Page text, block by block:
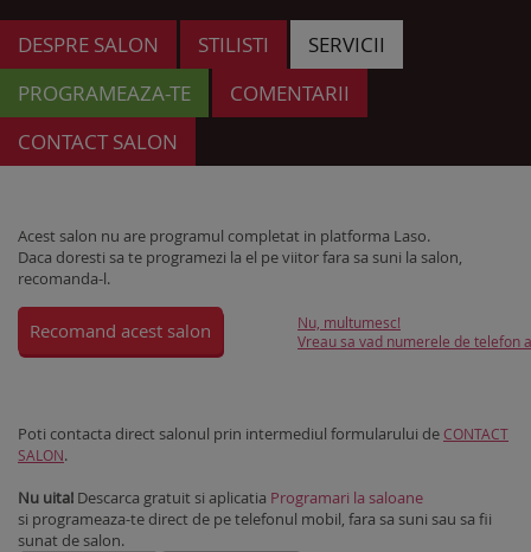
DESPRE SALON STILISTI
SERVICII
PROGRAMEAZA-TE
COMENTARII
CONTACT SALON
Acest salon nu are programul completat in platforma Laso.
Daca doresti sa te programezi la el pe viitor fara sa suni la salon,
recomanda-l.
Recomand acest salon
Nu, multumesc!
Vreau sa vad numerele de telefon
Poti contacta direct salonul prin intermediul formularului de CONTACT
SALON.
Nu uita! Descarca gratuit si aplicatia Programari la saloane
si programeaza-te direct de pe telefonul mobil, fara sa suni sau sa fii
sunat de salon.